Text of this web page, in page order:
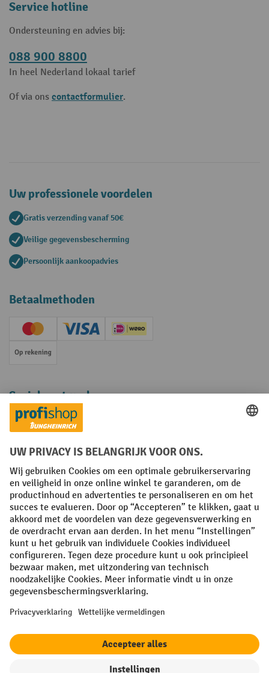
Service hotline
Ondersteuning en advies bij:
088 900 8800
In heel Nederland lokaal tarief
Of via ons contactformulier.
Uw professionele voordelen
Gratis verzending vanaf 50€
Veilige gegevensbescherming
Persoonlijk aankoopadvies
Betaalmethoden
Creditcard (Master)Creditcard (Visa)iDEAL | Wero
Op rekening
Sociale netwerken
Facebook
YouTube
LinkedInInstagram
Algemene leveringsvoorwaarden Copyright
Privacyverklaring Privacy Instellingen
All prices excl. VAT plusshipping costs and possible delivery charges,
if not stated otherwise.
¹ De korting is geldig zolang de voorraad strekt. De korting is niet van
toepassing op speciale prijzen. Een combinatie met andere
procentuele kortingen of vouchers is niet mogelijk. | ² De korting
nieuwsbrief. De voucher is 10 dagen geldig en kan online worden
korting varieert per productcategorie en is maximaal 10%. Elektrische
pallettrucks, elektrische stapelaars, elektrische heftrucks en